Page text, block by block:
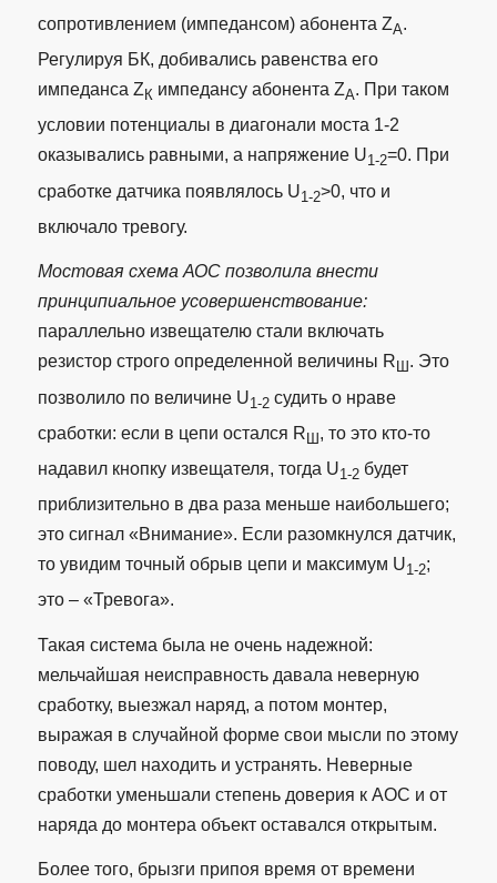
сопротивлением (импедансом) абонента ZА.
Регулируя БК, добивались равенства его
импеданса ZК импедансу абонента ZА. При таком
условии потенциалы в диагонали моста 1-2
оказывались равными, а напряжение U1-2=0. При
сработке датчика появлялось U1-2>0, что и
включало тревогу.
Мостовая схема АОС позволила внести
принципиальное усовершенствование:
параллельно извещателю стали включать
резистор строго определенной величины R Ш . Это
позволило по величине U1-2судить о нраве
сработки: если в цепи остался R
, то это кто-то
надавил кнопку извещателя, тогда U1-2будет
приблизительно в два раза меньше наибольшего;
это сигнал «Внимание». Если разомкнулся датчик,
то увидим точный обрыв цепи и максимум U1-2;
это – «Тревога».
Такая система была не очень надежной:
мельчайшая неисправность давала неверную
сработку, выезжал наряд, а потом монтер,
выражая в случайной форме свои мысли по этому
поводу, шел находить и устранять. Неверные
сработки уменьшали степень доверия к АОС и от
наряда до монтера объект оставался открытым.
Более того, брызги припоя время от времени